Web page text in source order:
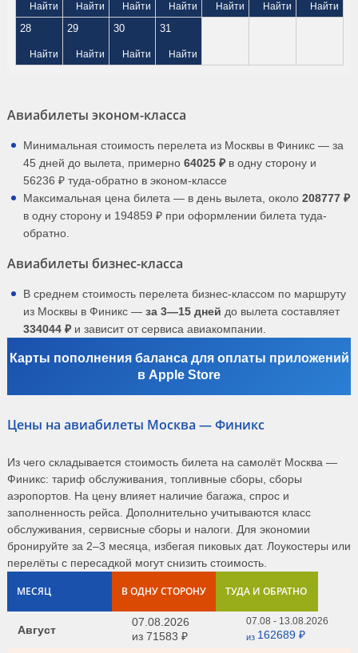
Найти Найти Найти Найти Найти Найти Найти
28
Найти
29
Найти
30
Найти
31
Найти
Авиабилеты эконом-класса
Минимальная стоимость перелета из Москвы в Финикс — за
45 дней до вылета, примерно 64025 ₽ в одну сторону и
56236 ₽ туда-обратно в эконом-классе
Максимальная цена билета — в день вылета, около 208777 ₽
в одну сторону и 194859 ₽ при оформлении билета туда-
обратно.
Авиабилеты бизнес-класса
В среднем стоимость перелета бизнес-классом по маршруту
из Москвы в Финикс — за 3—15 дней до вылета составляет
334044 ₽ и зависит от сервиса авиакомпании.
Карты пополнения баланса для оплаты приложений
в Apple Store
Цены на авиабилеты Москва — Финикс
Из чего складывается стоимость билета на самолёт Москва —
Финикс: тариф обслуживания, топливные сборы, сборы
аэропортов. На цену влияет наличие багажа, спрос и
заполненность рейса. Дополнительно учитываются класс
обслуживания, сервисные сборы и налоги. Для экономии
бронируйте за 2–3 месяца, избегая пиковых дат. Лоукостеры или
перелёты с пересадкой могут снизить стоимость.
МЕСЯЦ В ОДНУ СТОРОНУ ТУДА И ОБРАТНО
Август
07.08.2026
из 71583 ₽
07.08 - 13.08.2026
из 162689 ₽